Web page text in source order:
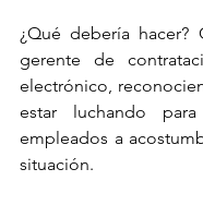
¿Qué debería hacer?
gerente de
electrónico,
estar luchando
empleados a
situación.